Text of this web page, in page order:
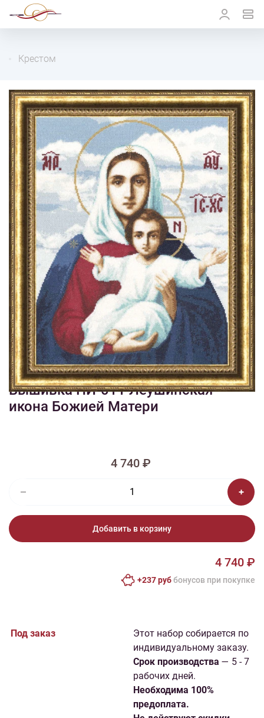
Крестом
1/2
Изображения и цвет представленного товара могут незначительно
отличаться от оригинала продукции, взависимости от разрешения и
настроек вашего монитора, а также условий освещения при съемке
Вышивка ПИ-011 Леушинская
икона Божией Матери
4 740 ₽
Добавить в корзину
4 740 ₽
+237 руббонусов при покупке
Под заказ
Этот набор собирается по
индивидуальному заказу.
Cрок производства — 5 - 7
рабочих дней.
Необходима 100%
предоплата.